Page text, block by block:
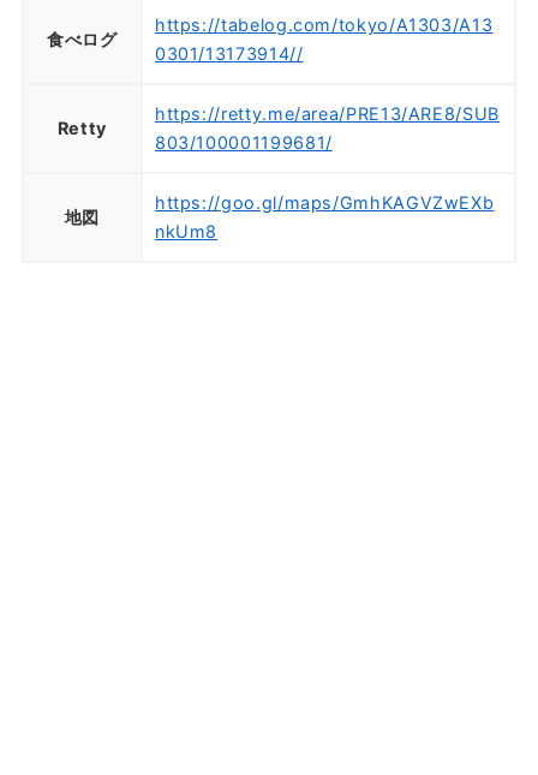
食べログ
https://tabelog.com/tokyo/A1303/A13
0301/13173914//
Retty
https://retty.me/area/PRE13/ARE8/SUB
803/100001199681/
地図
https://goo.gl/maps/GmhKAGVZwEXb
nkUm8